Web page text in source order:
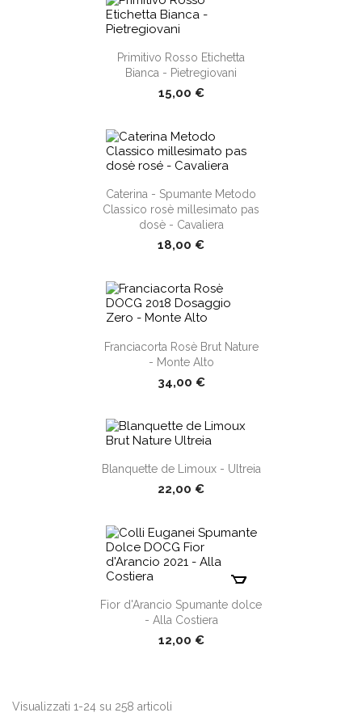
shopping_cart
Primitivo Rosso Etichetta
Bianca - Pietregiovani
15,00 €
shopping_cart
Caterina - Spumante Metodo
Classico rosè millesimato pas
dosè - Cavaliera
18,00 €
shopping_cart
Franciacorta Rosè Brut Nature
- Monte Alto
34,00 €
shopping_cart
Blanquette de Limoux - Ultreia
22,00 €
shopping_cart
Fior d'Arancio Spumante dolce
- Alla Costiera
12,00 €
Visualizzati 1-24 su 258 articoli